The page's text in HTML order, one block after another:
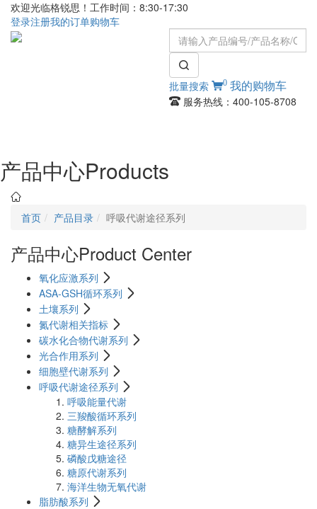
欢迎光临格锐思！工作时间：8:30-17:30
登录注册我的订单购物车
批量搜索 0 我的购物车
服务热线：400-105-8708
产品中心Products
首页 产品目录 呼吸代谢途径系列
产品中心Product Center
氧化应激系列
ASA-GSH循环系列
土壤系列
氮代谢相关指标
碳水化合物代谢系列
光合作用系列
细胞壁代谢系列
呼吸代谢途径系列
呼吸能量代谢
三羧酸循环系列
糖酵解系列
糖异生途径系列
磷酸戊糖途径
糖原代谢系列
海洋生物无氧代谢
脂肪酸系列